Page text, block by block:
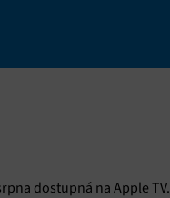
dostupná na Apple TV.